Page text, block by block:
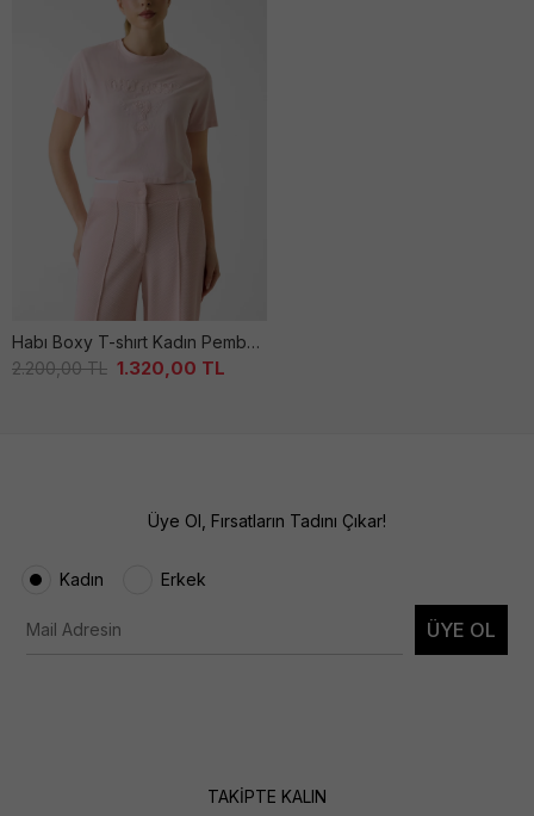
Habı Boxy T-shırt Kadın Pembe Sweatshırt
2.200,00TL 1.320,00 TL
Üye Ol, Fırsatların Tadını Çıkar!
Kadın Erkek
ÜYE OL
TAKİPTE KALIN